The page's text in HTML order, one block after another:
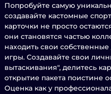
Попробуйте самую
создавайте кастомные
карточки не просто
они становятся частью
находить свои
игры. Создавайте свои
вытаскивания", делитесь
открытие пакета поистине
Оценка как у